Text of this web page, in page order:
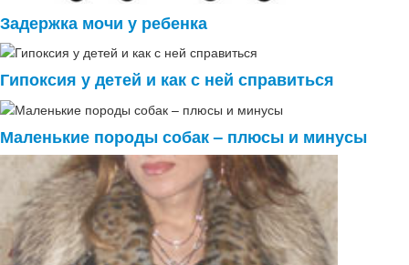
Задержка мочи у ребенка
Гипоксия у детей и как с ней справиться
Маленькие породы собак – плюсы и минусы